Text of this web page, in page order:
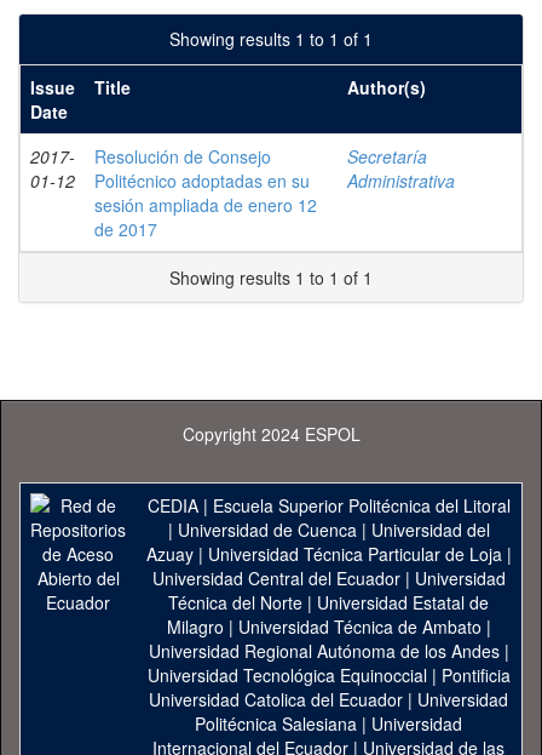
Showing results 1 to 1 of 1
Issue
Date
Title Author(s)
2017-
01-12
Resolución de Consejo
Politécnico adoptadas en su
sesión ampliada de enero 12
de 2017
Secretaría
Administrativa
Showing results 1 to 1 of 1
Copyright 2024 ESPOL
CEDIA| Escuela Superior Politécnica del Litoral
| Universidad de Cuenca| Universidad del
Azuay| Universidad Técnica Particular de Loja|
Universidad Central del Ecuador| Universidad
Técnica del Norte | Universidad Estatal de
Milagro | Universidad Técnica de Ambato |
Universidad Regional Autónoma de los Andes|
Universidad Tecnológica Equinoccial| Pontificia
Universidad Catolica del Ecuador | Universidad
Politécnica Salesiana | Universidad
Internacional del Ecuador | Universidad de las